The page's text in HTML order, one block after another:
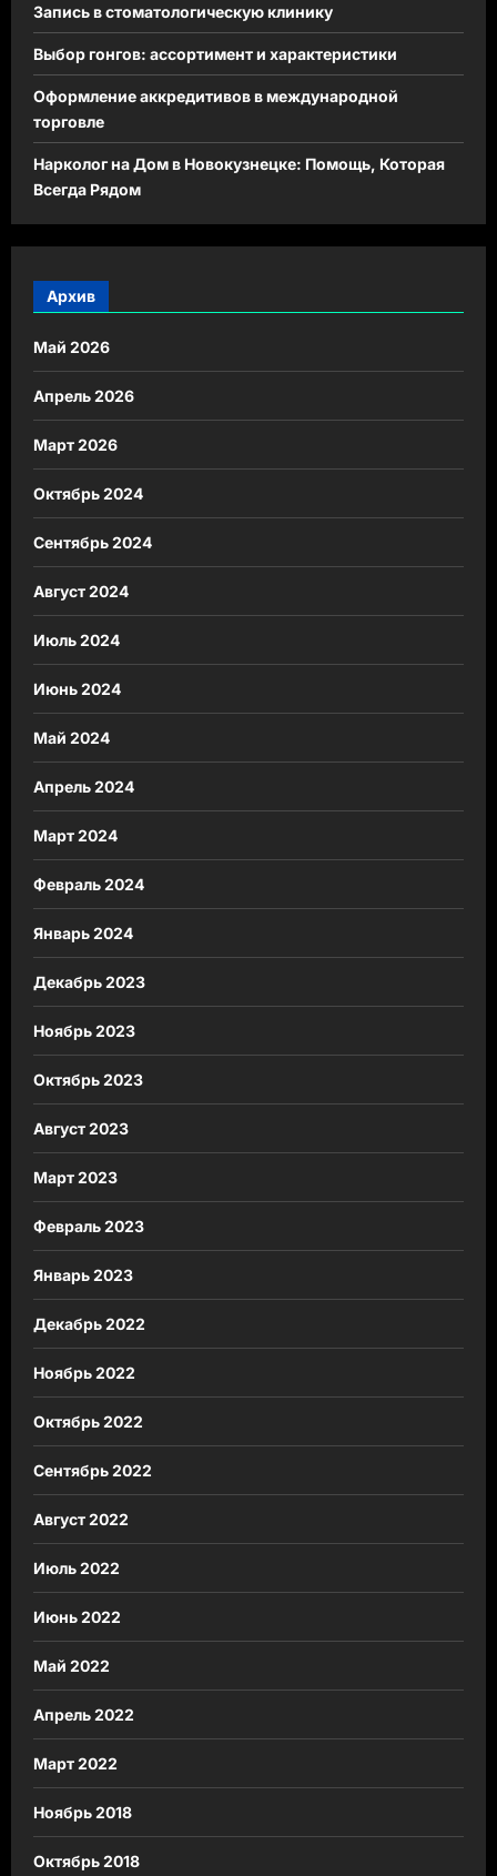
Запись в стоматологическую клинику
Выбор гонгов: ассортимент и характеристики
Оформление аккредитивов в международной
торговле
Нарколог на Дом в Новокузнецке: Помощь, Которая
Всегда Рядом
Архив
Май 2026
Апрель 2026
Март 2026
Октябрь 2024
Сентябрь 2024
Август 2024
Июль 2024
Июнь 2024
Май 2024
Апрель 2024
Март 2024
Февраль 2024
Январь 2024
Декабрь 2023
Ноябрь 2023
Октябрь 2023
Август 2023
Март 2023
Февраль 2023
Январь 2023
Декабрь 2022
Ноябрь 2022
Октябрь 2022
Сентябрь 2022
Август 2022
Июль 2022
Июнь 2022
Май 2022
Апрель 2022
Март 2022
Ноябрь 2018
Октябрь 2018